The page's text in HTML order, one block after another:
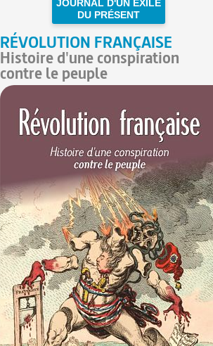
JOURNAL D'UN EXILÉ
DU PRÉSENT
RÉVOLUTION FRANÇAISE
Histoire d'une conspiration
contre le peuple